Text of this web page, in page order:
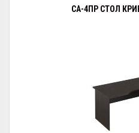
СА-4ПР СТОЛ